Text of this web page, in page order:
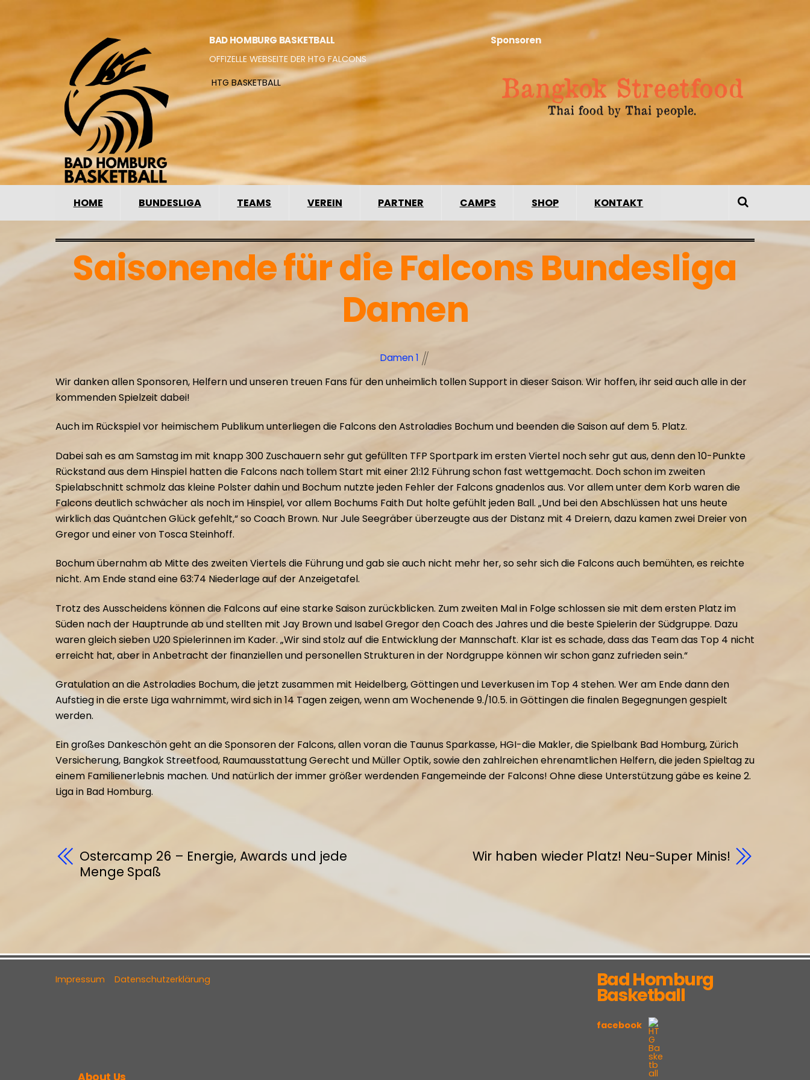
HOME BUNDESLIGA TEAMS VEREIN PARTNER CAMPS SHOP KONTAKT
BAD HOMBURG BASKETBALL
OFFIZELLE WEBSEITE DER HTG FALCONS
HTG BASKETBALL
Sponsoren
Saisonende für die Falcons Bundesliga
Damen
Damen 1
Wir danken allen Sponsoren, Helfern und unseren treuen Fans für den unheimlich tollen Support in dieser Saison. Wir hoffen, ihr seid auch alle in der
kommenden Spielzeit dabei!
Auch im Rückspiel vor heimischem Publikum unterliegen die Falcons den Astroladies Bochum und beenden die Saison auf dem 5. Platz.
Dabei sah es am Samstag im mit knapp 300 Zuschauern sehr gut gefüllten TFP Sportpark im ersten Viertel noch sehr gut aus, denn den 10-Punkte
Rückstand aus dem Hinspiel hatten die Falcons nach tollem Start mit einer 21:12 Führung schon fast wettgemacht. Doch schon im zweiten
Spielabschnitt schmolz das kleine Polster dahin und Bochum nutzte jeden Fehler der Falcons gnadenlos aus. Vor allem unter dem Korb waren die
Falcons deutlich schwächer als noch im Hinspiel, vor allem Bochums Faith Dut holte gefühlt jeden Ball. „Und bei den Abschlüssen hat uns heute
wirklich das Quäntchen Glück gefehlt,“ so Coach Brown. Nur Jule Seegräber überzeugte aus der Distanz mit 4 Dreiern, dazu kamen zwei Dreier von
Gregor und einer von Tosca Steinhoff.
Bochum übernahm ab Mitte des zweiten Viertels die Führung und gab sie auch nicht mehr her, so sehr sich die Falcons auch bemühten, es reichte
nicht. Am Ende stand eine 63:74 Niederlage auf der Anzeigetafel.
Trotz des Ausscheidens können die Falcons auf eine starke Saison zurückblicken. Zum zweiten Mal in Folge schlossen sie mit dem ersten Platz im
Süden nach der Hauptrunde ab und stellten mit Jay Brown und Isabel Gregor den Coach des Jahres und die beste Spielerin der Südgruppe. Dazu
waren gleich sieben U20 Spielerinnen im Kader. „Wir sind stolz auf die Entwicklung der Mannschaft. Klar ist es schade, dass das Team das Top 4 nicht
erreicht hat, aber in Anbetracht der finanziellen und personellen Strukturen in der Nordgruppe können wir schon ganz zufrieden sein.“
Gratulation an die Astroladies Bochum, die jetzt zusammen mit Heidelberg, Göttingen und Leverkusen im Top 4 stehen. Wer am Ende dann den
Aufstieg in die erste Liga wahrnimmt, wird sich in 14 Tagen zeigen, wenn am Wochenende 9./10.5. in Göttingen die finalen Begegnungen gespielt
werden.
Ein großes Dankeschön geht an die Sponsoren der Falcons, allen voran die Taunus Sparkasse, HGI-die Makler, die Spielbank Bad Homburg, Zürich
Versicherung, Bangkok Streetfood, Raumausstattung Gerecht und Müller Optik, sowie den zahlreichen ehrenamtlichen Helfern, die jeden Spieltag zu
einem Familienerlebnis machen. Und natürlich der immer größer werdenden Fangemeinde der Falcons! Ohne diese Unterstützung gäbe es keine 2.
Liga in Bad Homburg.
Ostercamp 26 – Energie, Awards und jede
Menge Spaß
Wir haben wieder Platz! Neu-Super Minis!
Bad Homburg
Basketball
facebook
Impressum Datenschutzerklärung
About Us